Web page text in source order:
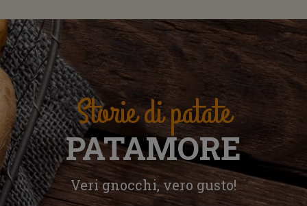
Storie di patate
PATAMORE
Veri gnocchi, vero gusto!